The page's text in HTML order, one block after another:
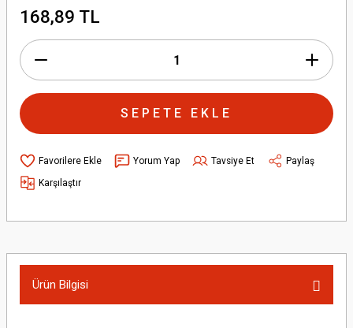
168,89 TL
SEPETE EKLE
Yorum Yap Tavsiye Et
Paylaş
Karşılaştır
Ürün Bilgisi